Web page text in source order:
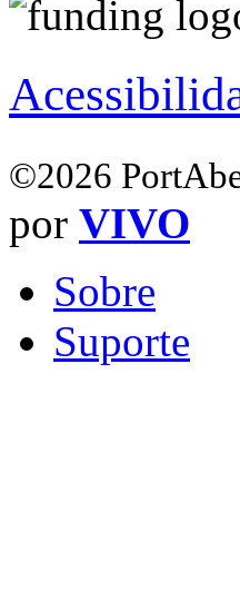
©2026
por VIVO
Sobre
Suporte